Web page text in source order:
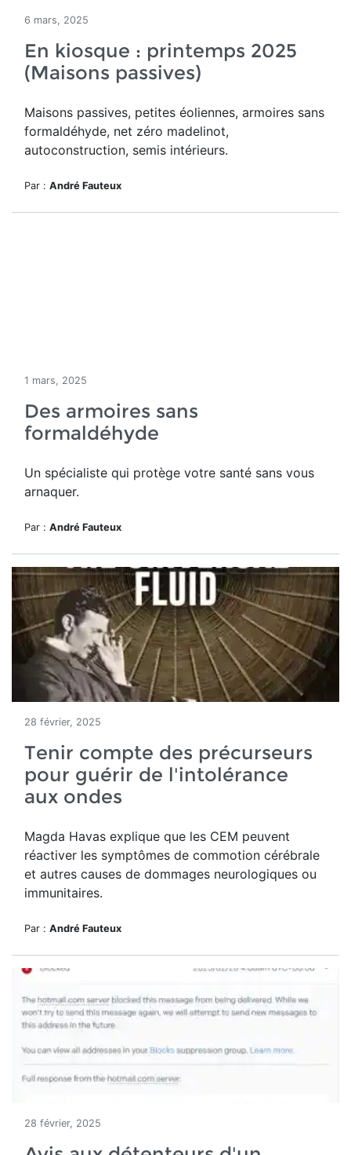
6 mars, 2025
En kiosque : printemps 2025
(Maisons passives)
Maisons passives, petites éoliennes, armoires sans
formaldéhyde, net zéro madelinot,
autoconstruction, semis intérieurs.
Par : André Fauteux
1 mars, 2025
Des armoires sans
formaldéhyde
Un spécialiste qui protège votre santé sans vous
arnaquer.
Par : André Fauteux
28 février, 2025
Tenir compte des précurseurs
pour guérir de l'intolérance
aux ondes
Magda Havas explique que les CEM peuvent
réactiver les symptômes de commotion cérébrale
et autres causes de dommages neurologiques ou
immunitaires.
Par : André Fauteux
28 février, 2025